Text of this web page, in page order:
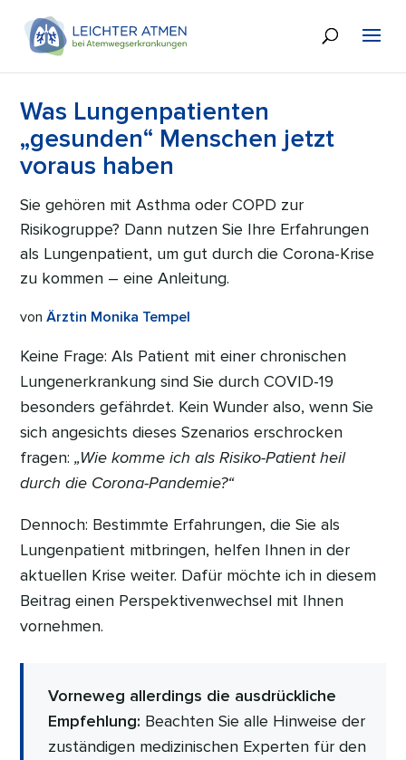
Was Lungenpatienten
„gesunden“ Menschen jetzt
voraus haben
Sie gehören mit Asthma oder COPD zur
Risikogruppe? Dann nutzen Sie Ihre Erfahrungen
als Lungenpatient, um gut durch die Corona-Krise
zu kommen – eine Anleitung.
vonÄrztin Monika Tempel
Keine Frage: Als Patient mit einer chronischen
Lungenerkrankung sind Sie durch COVID-19
besonders gefährdet. Kein Wunder also, wenn Sie
sich angesichts dieses Szenarios erschrocken
fragen:„Wie komme ich als Risiko-Patient heil
durch die Corona-Pandemie?“
Dennoch: Bestimmte Erfahrungen, die Sie als
Lungenpatient mitbringen, helfen Ihnen in der
aktuellen Krise weiter. Dafür möchte ich in diesem
Beitrag einen Perspektivenwechsel mit Ihnen
vornehmen.
Vorneweg allerdings die ausdrückliche
Empfehlung: Beachten Sie alle Hinweise der
zuständigen medizinischen Experten für den